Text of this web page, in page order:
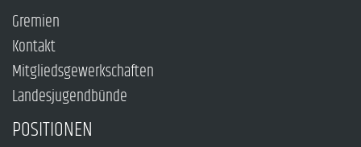
Gremien
Kontakt
Mitgliedsgewerkschaften
Landesjugendbünde
POSITIONEN